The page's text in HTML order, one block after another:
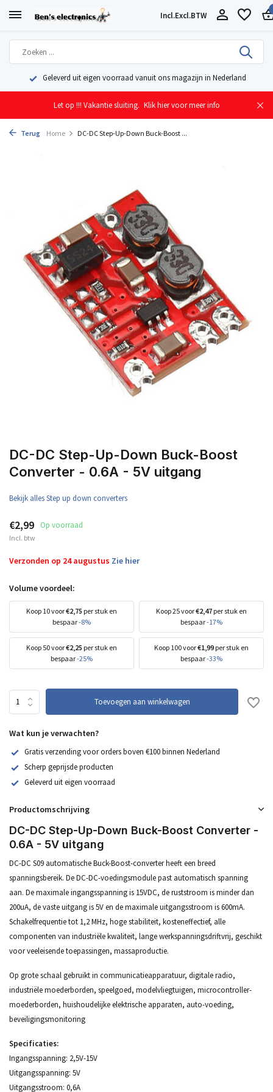
Incl.Excl.BTW
Geleverd uit eigen voorraad vanuit ons magazijn in Nederland
Let op !!! Vakantie sluiting. Klik hier voor meer info
Terug Home DC-DC Step-Up-Down Buck-Boost ...
DC-DC Step-Up-Down Buck-Boost
Converter - 0.6A - 5V uitgang
Bekijk alles Step up down converters
€2,99 Op voorraad
Incl. btw
Verzonden op 24 augustus Zie hier
Volume voordeel:
Koop 10 voor€2,75 per stuk en
bespaar-8%
Koop 25 voor€2,47 per stuk en
bespaar-17%
Koop 50 voor€2,25 per stuk en
bespaar-25%
Koop 100 voor€1,99 per stuk en
bespaar-33%
Toevoegen aan winkelwagen
Wat kun je verwachten?
Gratis verzending voor orders boven €100 binnen Nederland
Scherp geprijsde producten
Geleverd uit eigen voorraad
Productomschrijving
DC-DC Step-Up-Down Buck-Boost Converter -
0.6A - 5V uitgang
DC-DC S09 automatische Buck-Boost-converter heeft een breed
spanningsbereik. De DC-DC-voedingsmodule past automatisch spanning
aan. De maximale ingangsspanning is 15VDC, de ruststroom is minder dan
200uA, de vaste uitgang is 5V en de maximale uitgangsstroom is 600mA.
Schakelfrequentie tot 1,2 MHz, hoge stabiliteit, kosteneffectief, alle
componenten van industriële kwaliteit, lange werkspanningsdriftvrij, geschikt
voor veeleisende toepassingen, massaproductie.
Op grote schaal gebruikt in communicatieapparatuur, digitale radio,
industriële moederborden, speelgoed, modelvliegtuigen, microcontroller-
moederborden, huishoudelijke elektrische apparaten, auto-voeding,
beveiligingsmonitoring
Specificaties:
Ingangsspanning: 2,5V-15V
Uitgangsspanning: 5V
Uitgangsstroom: 0,6A